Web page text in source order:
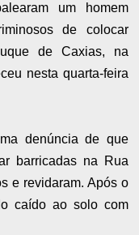
um homem
de colocar
de Caxias, na
nesta quarta-feira
denúncia de que
barricadas na Rua
e revidaram. Após o
caído ao solo com